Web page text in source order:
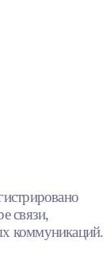
связи,
коммуникаций.